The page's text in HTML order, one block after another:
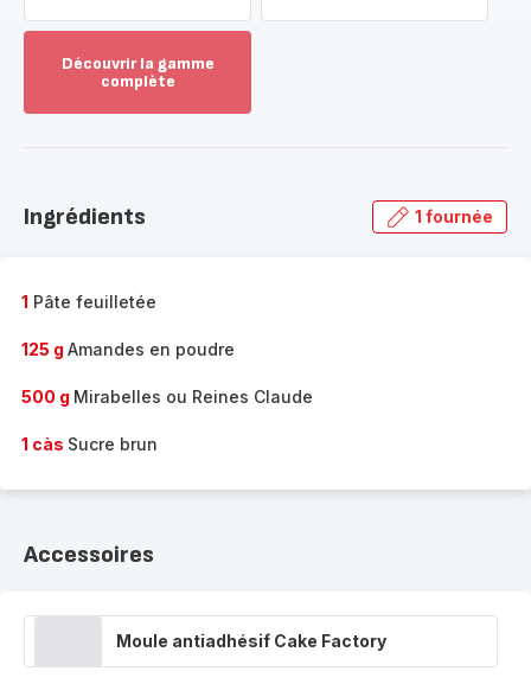
Découvrir la gamme
complète
gamme
Ingrédients 1 fournée
1 Pâte feuilletée
125 g Amandes en poudre
500 g Mirabelles ou Reines Claude
1 càs Sucre brun
Accessoires
Moule antiadhésif Cake Factory